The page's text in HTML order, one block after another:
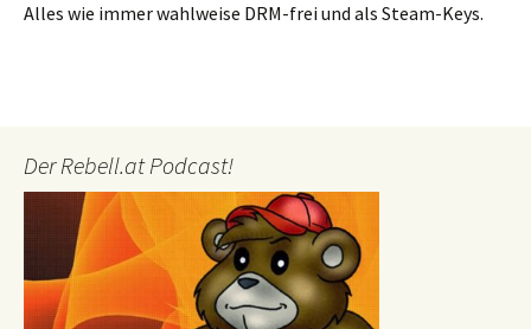
Alles wie immer wahlweise DRM-frei und als Steam-Keys.
Der Rebell.at Podcast!